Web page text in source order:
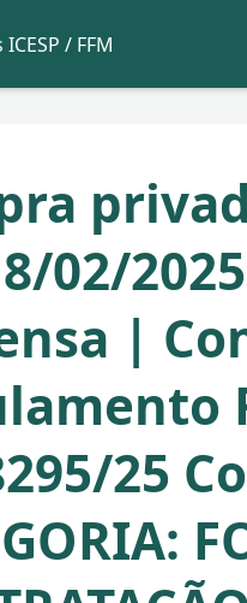
/ FFM
02/
|
25